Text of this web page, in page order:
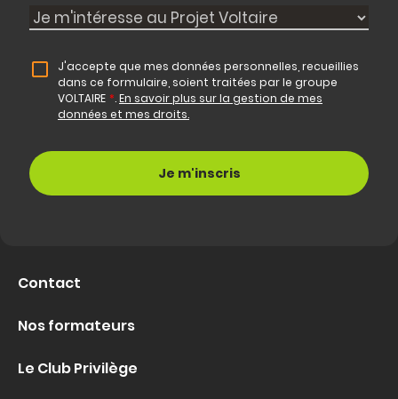
J'accepte que mes données personnelles, recueillies
dans ce formulaire, soient traitées par le groupe
VOLTAIRE *.En savoir plus sur la gestion de mes
données et mes droits.
Contact
Nos formateurs
Le Club Privilège